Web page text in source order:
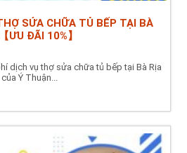
SỬA CHỮA TỦ BẾP TẠI BÀ
ƯU ĐÃI 10%】
dịch vụ thợ sửa chữa tủ bếp tại Bà Rịa
của Ý Thuận...